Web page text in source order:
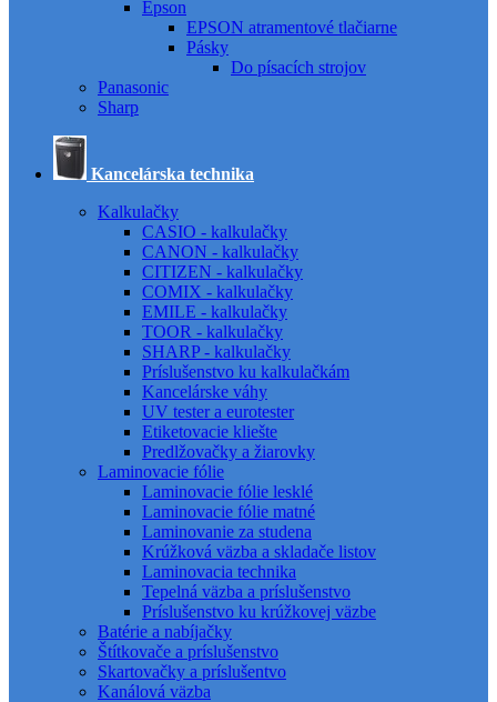
Epson
EPSON atramentové tlačiarne
Pásky
Do písacích strojov
Panasonic
Sharp
Kancelárska technika
Kalkulačky
CASIO - kalkulačky
CANON - kalkulačky
CITIZEN - kalkulačky
COMIX - kalkulačky
EMILE - kalkulačky
TOOR - kalkulačky
SHARP - kalkulačky
Príslušenstvo ku kalkulačkám
Kancelárske váhy
UV tester a eurotester
Etiketovacie kliešte
Predlžovačky a žiarovky
Laminovacie fólie
Laminovacie fólie lesklé
Laminovacie fólie matné
Laminovanie za studena
Krúžková väzba a skladače listov
Laminovacia technika
Tepelná väzba a príslušenstvo
Príslušenstvo ku krúžkovej väzbe
Batérie a nabíjačky
Štítkovače a príslušenstvo
Skartovačky a príslušentvo
Kanálová väzba